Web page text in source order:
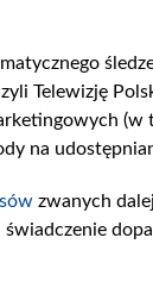
Telewizję
(w
na
zwanych